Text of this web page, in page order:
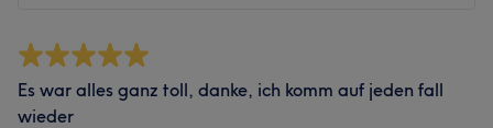
Es war alles ganz toll, danke, ich komm auf jeden fall
wieder